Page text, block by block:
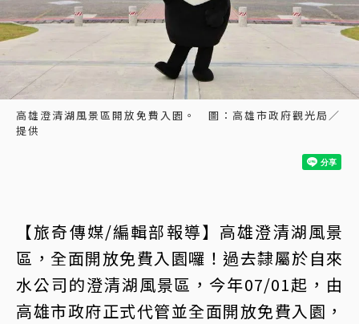
高雄澄清湖風景區開放免費入園。 圖：高雄市政府觀光局／
提供
【旅奇傳媒/編輯部報導】高雄澄清湖風景
區，全面開放免費入園囉！過去隸屬於自來
水公司的澄清湖風景區，今年07/01起，由
高雄市政府正式代管並全面開放免費入園，